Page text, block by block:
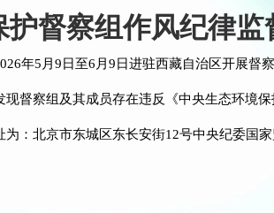
督察组作风纪律
年5月9日至6月9日进驻西藏自治区开展督
督察组及其成员存在违反《中央生态环境
：北京市东城区东长安街12号中央纪委国